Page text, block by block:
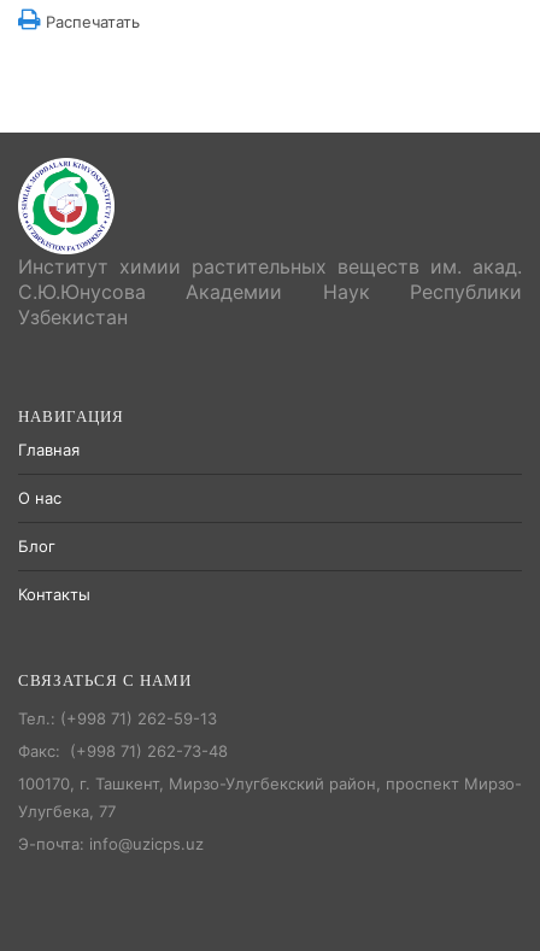
Распечатать
Институт химии растительных веществ им. акад.
С.Ю.Юнусова Академии Наук Республики
Узбекистан
НАВИГАЦИЯ
Главная
О нас
Блог
Контакты
СВЯЗАТЬСЯ С НАМИ
Тел.: (+998 71) 262-59-13
Факс: (+998 71) 262-73-48
100170, г. Ташкент, Мирзо-Улугбекский район, проспект Мирзо-
Улугбека, 77
Э-почта: info@uzicps.uz